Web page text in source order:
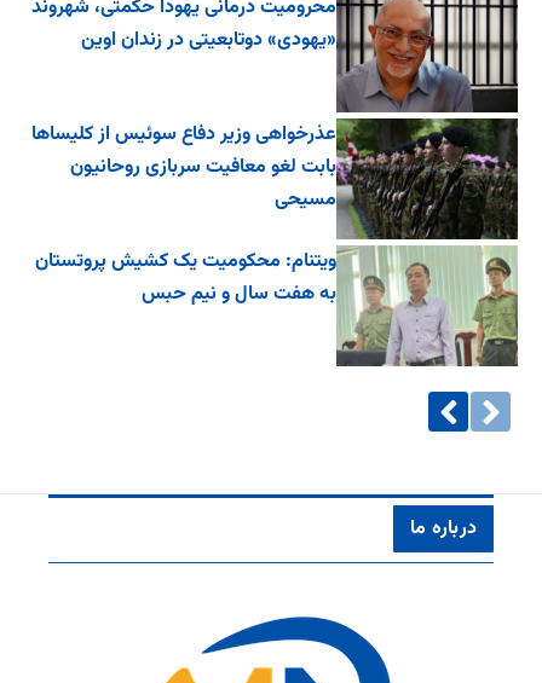
محرومیت درمانی یهودا حکمتی، شهروند
«یهودی» دوتابعیتی در زندان اوین
عذرخواهی وزیر دفاع سوئیس از کلیساها
بابت لغو معافیت سربازی روحانیون
مسیحی
ویتنام: محکومیت یک کشیش پروتستان
به هفت سال و نیم حبس
درباره ما